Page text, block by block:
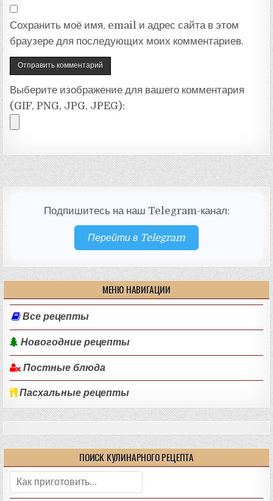
Сохранить моё имя, email и адрес сайта в этом
браузере для последующих моих комментариев.
Выберите изображение для вашего комментария
(GIF, PNG, JPG, JPEG):
Подпишитесь на наш Telegram-канал:
Перейти в Telegram
МЕНЮ НАВИГАЦИИ
Все рецепты
Новогодние рецепты
Постные блюда
Пасхальные рецепты
ПОИСК КУЛИНАРНОГО РЕЦЕПТА
Поиск: